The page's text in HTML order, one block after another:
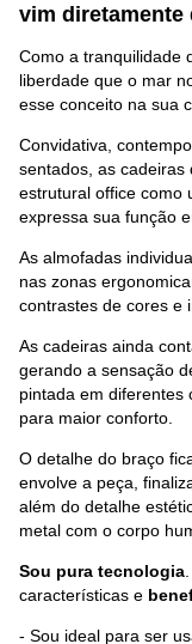
vim diretamente
Como a tranquilidade
liberdade que o mar
esse conceito na sua
Convidativa,
sentados, as cadeiras
estrutural office como
expressa sua função
As almofadas
nas zonas
contrastes de cores e
As cadeiras ainda
gerando a sensação
pintada em diferentes
para maior conforto.
O detalhe do braço
envolve a peça,
além do detalhe
metal com o corpo
Sou pura tecnologia
características e
- Sou ideal para ser